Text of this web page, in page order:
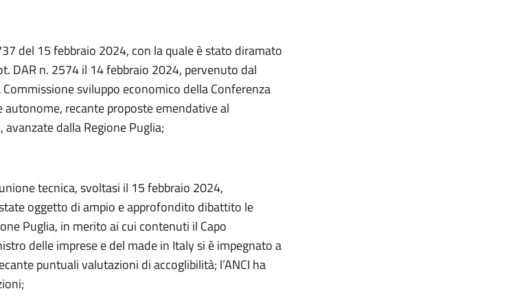
del 15 febbraio 2024, con la quale è stato diramato
DAR n. 2574 il 14 febbraio 2024, pervenuto dal
sviluppo economico della Conferenza
autonome, recante proposte emendative al
dalla Regione Puglia;
tecnica, svoltasi il 15 febbraio 2024,
oggetto di ampio e approfondito dibattito le
Puglia, in merito ai cui contenuti il Capo
delle imprese e del made in Italy si è impegnato a
puntuali valutazioni di accoglibilità; l’ANCI ha